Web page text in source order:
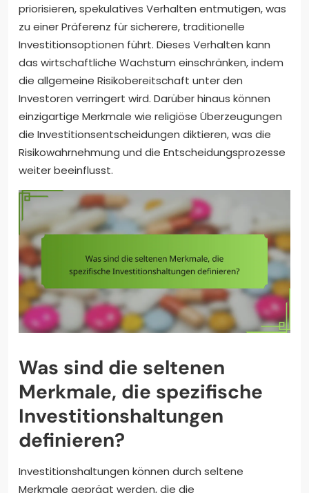
priorisieren, spekulatives Verhalten entmutigen, was
zu einer Präferenz für sicherere, traditionelle
Investitionsoptionen führt. Dieses Verhalten kann
das wirtschaftliche Wachstum einschränken, indem
die allgemeine Risikobereitschaft unter den
Investoren verringert wird. Darüber hinaus können
einzigartige Merkmale wie religiöse Überzeugungen
die Investitionsentscheidungen diktieren, was die
Risikowahrnehmung und die Entscheidungsprozesse
weiter beeinflusst.
Was sind die seltenen
Merkmale, die spezifische
Investitionshaltungen
definieren?
Investitionshaltungen können durch seltene
Merkmale geprägt werden, die die